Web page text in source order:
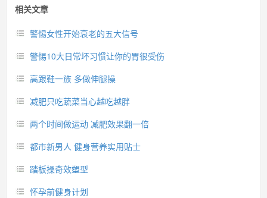
相关文章
警惕女性开始衰老的五大信号
警惕10大日常坏习惯让你的胃很受伤
高跟鞋一族 多做伸腿操
减肥只吃蔬菜当心越吃越胖
两个时间做运动 减肥效果翻一倍
都市新男人 健身营养实用贴士
踏板操奇效塑型
怀孕前健身计划